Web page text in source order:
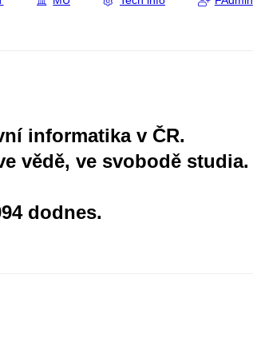
informatika v ČR.
vědě, ve svobodě studia.
dodnes.